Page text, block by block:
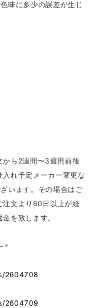
味に多少の誤差が生じ
から2週間〜3週間前後
れ予定メーカー変更な
います。その場合はご
注文より60日以上が経
を致します。
2604708
2604709